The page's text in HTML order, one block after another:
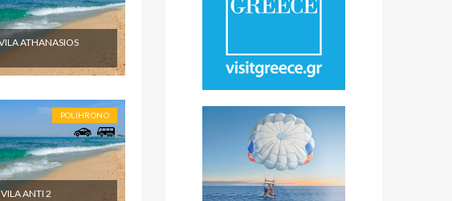
ATHANASIOS
POLIHRONO
ANTI 2